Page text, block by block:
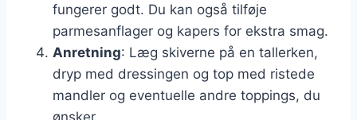
fungerer godt. Du kan også tilføje
parmesanflager og kapers for ekstra smag.
Anretning: Læg skiverne på en tallerken,
dryp med dressingen og top med ristede
mandler og eventuelle andre toppings, du
ønsker.